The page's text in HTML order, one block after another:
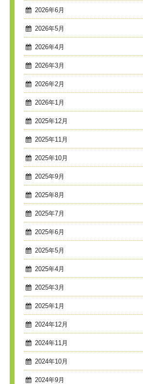
2026年6月
2026年5月
2026年4月
2026年3月
2026年2月
2026年1月
2025年12月
2025年11月
2025年10月
2025年9月
2025年8月
2025年7月
2025年6月
2025年5月
2025年4月
2025年3月
2025年1月
2024年12月
2024年11月
2024年10月
2024年9月